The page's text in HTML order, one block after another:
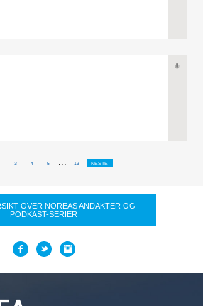
3 4 5 ... 13 NESTE
OVER NOREAS ANDAKTER OG
PODKAST-SERIER